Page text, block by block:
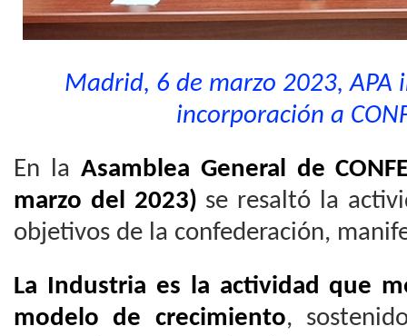
Madrid, 6 de marzo 2023, APA
incorporación a
En la Asamblea General de
marzo del 2023) se resaltó la
objetivos de la confederación,
La Industria es la actividad que
modelo de crecimiento,